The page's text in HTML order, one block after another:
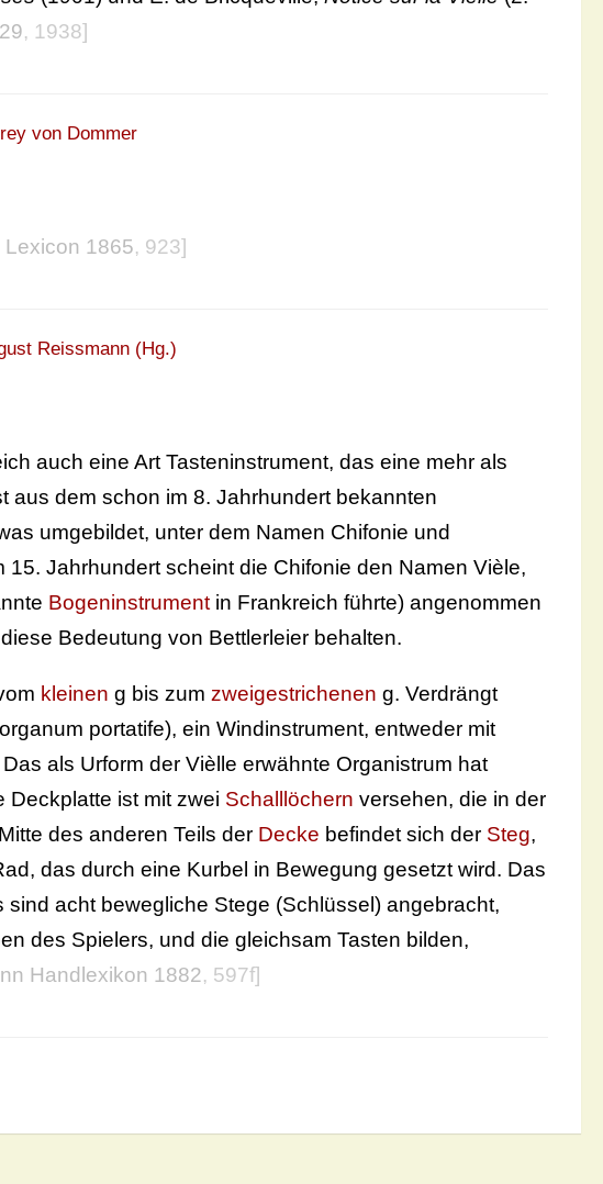
, 1938]
von Dommer
1865, 923]
Reissmann (Hg.)
auch eine Art Tasteninstrument, das eine mehr als
aus dem schon im 8. Jahrhundert bekannten
umgebildet, unter dem Namen Chifonie und
Jahrhundert scheint die Chifonie den Namen Vièle,
Bogeninstrument in Frankreich führte) angenommen
Bedeutung von Bettlerleier behalten.
kleinen g bis zum zweigestrichenen g. Verdrängt
portatife), ein Windinstrument, entweder mit
als Urform der Vièlle erwähnte Organistrum hat
Deckplatte ist mit zwei Schalllöchern versehen, die in der
des anderen Teils der Decke befindet sich der Steg,
das durch eine Kurbel in Bewegung gesetzt wird. Das
acht bewegliche Stege (Schlüssel) angebracht,
des Spielers, und die gleichsam Tasten bilden,
Handlexikon 1882, 597f]